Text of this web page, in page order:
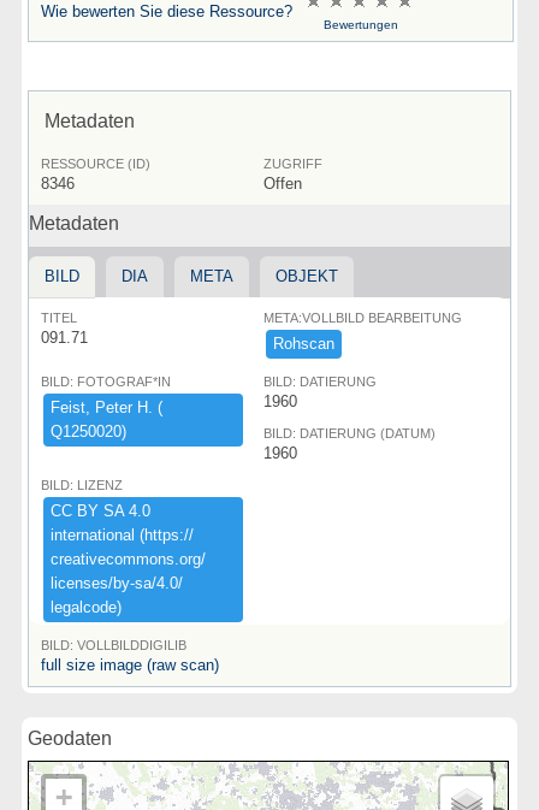
Wie bewerten Sie diese Ressource?
Bewertungen
Metadaten
RESSOURCE (ID)
8346
ZUGRIFF
Offen
Metadaten
BILD DIA META OBJEKT
TITEL
091.71
META:VOLLBILD BEARBEITUNG
Rohscan
BILD: FOTOGRAF*IN
Feist,​ ​Peter ​H.​ ​(​
Q1250020)​
BILD: DATIERUNG
1960
BILD: DATIERUNG (DATUM)
1960
BILD: LIZENZ
CC ​BY ​SA ​4.​0 ​
international ​(​https:​/​/​
creativecommons.​org/​
licenses/​by-​sa/​4.​0/​
legalcode)​
BILD: VOLLBILDDIGILIB
full size image (raw scan)
Geodaten